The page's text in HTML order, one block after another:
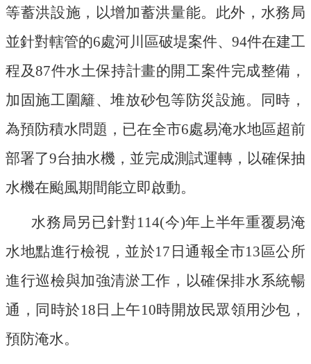
坡
範
圍
申
請
案
水
回
首
頁
等蓄洪設施，以增加蓄洪量能。此外，水務局
並針對轄管的6處河川區破堤案件、94件在建工
程及87件水土保持計畫的開工案件完成整備，
加固施工圍籬、堆放砂包等防災設施。同時，
為預防積水問題，已在全市6處易淹水地區超前
部署了9台抽水機，並完成測試運轉，以確保抽
水機在颱風期間能立即啟動。
水務局另已針對114(今)年上半年重覆易淹
水地點進行檢視，並於17日通報全市13區公所
進行巡檢與加強清淤工作，以確保排水系統暢
通，同時於18日上午10時開放民眾領用沙包，
預防淹水。